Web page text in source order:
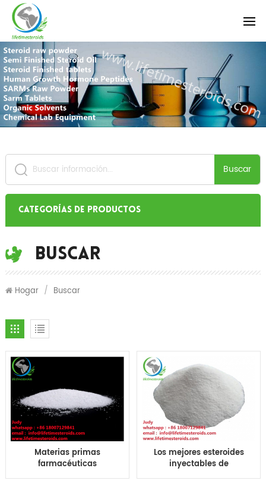
Buscar
Categorías de productos
Buscar
Hogar / Buscar
Materias primas
farmacéuticas
Boldenone Cypionate
Los mejores esteroides
inyectables de
Boldenone Cyp de las